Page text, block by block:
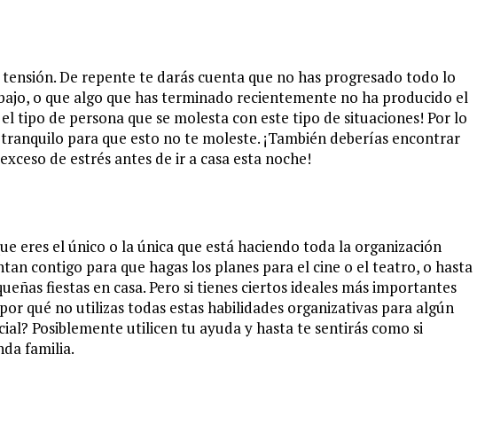
De repente te darás cuenta que no has progresado todo lo
o que algo que has terminado recientemente no ha producido el
el tipo de persona que se molesta con este tipo de situaciones! Por lo
para que esto no te moleste. ¡También deberías encontrar
de estrés antes de ir a casa esta noche!
eres el único o la única que está haciendo toda la organización
contigo para que hagas los planes para el cine o el teatro, o hasta
fiestas en casa. Pero si tienes ciertos ideales más importantes
qué no utilizas todas estas habilidades organizativas para algún
Posiblemente utilicen tu ayuda y hasta te sentirás como si
familia.